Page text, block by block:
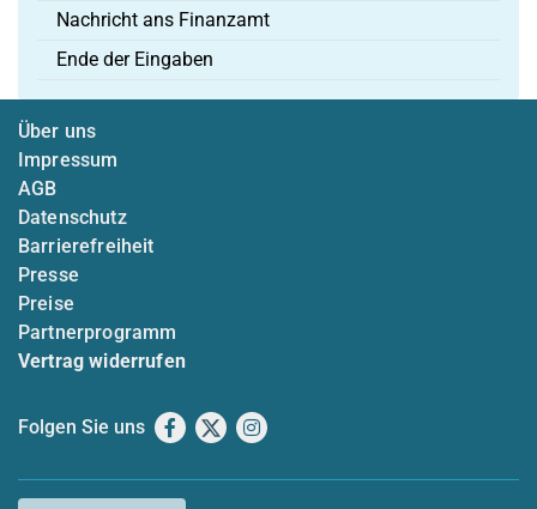
Nachricht ans Finanzamt
Ende der Eingaben
Über uns
Impressum
AGB
Datenschutz
Barrierefreiheit
Presse
Preise
Partnerprogramm
Vertrag widerrufen
Folgen Sie uns Facebook
X Instagram